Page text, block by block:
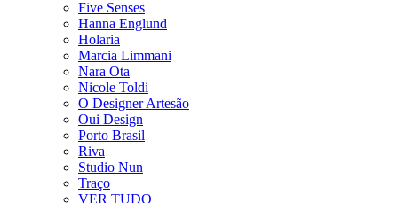
Five Senses
Hanna Englund
Holaria
Marcia Limmani
Nara Ota
Nicole Toldi
O Designer Artesão
Oui Design
Porto Brasil
Riva
Studio Nun
Traço
VER TUDO